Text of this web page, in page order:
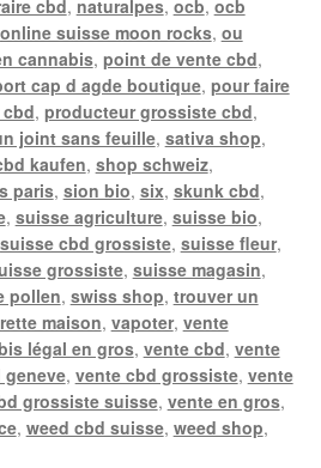
cbd, naturalpes, ocb, ocb
online suisse moon rocks, ou
cannabis, point de vente cbd,
cap d agde boutique, pour faire
, producteur grossiste cbd,
joint sans feuille, sativa shop,
kaufen, shop schweiz,
paris, sion bio, six, skunk cbd,
, suisse agriculture, suisse bio,
suisse cbd grossiste, suisse fleur,
grossiste, suisse magasin,
pollen, swiss shop, trouver un
maison, vapoter, vente
légal en gros, vente cbd, vente
, vente cbd grossiste, vente
grossiste suisse, vente en gros,
, weed cbd suisse, weed shop,